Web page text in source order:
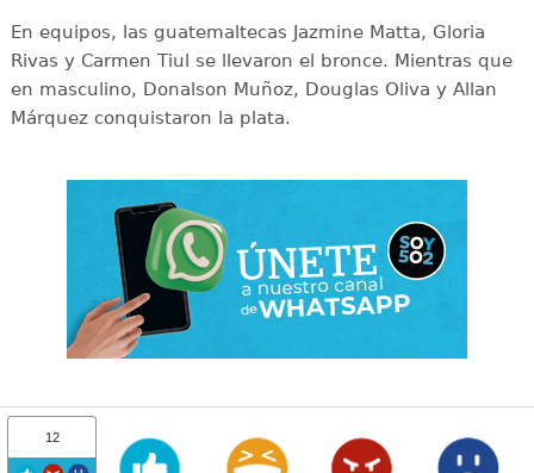
En equipos, las guatemaltecas Jazmine Matta, Gloria
Rivas y Carmen Tiul se llevaron el bronce. Mientras que
en masculino, Donalson Muñoz, Douglas Oliva y Allan
Márquez conquistaron la plata.
12